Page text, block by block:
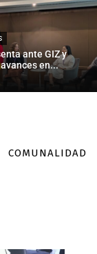
ante GIZ y
avances en...
COMUNALIDAD